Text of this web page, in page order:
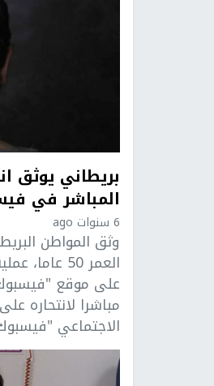
بريطاني يوثق
المباشر في
6 سنوات ago
وثق المواطن
العمر 50
على موقع
مباشرا لانتحاره
الاجتماعي